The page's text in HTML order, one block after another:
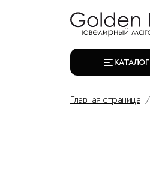
КАТАЛОГ
Главная страница